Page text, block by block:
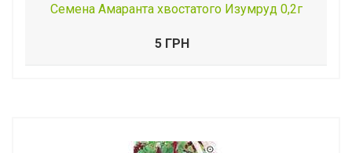
Семена Амаранта хвостатого Изумруд 0,2г
5 ГРН